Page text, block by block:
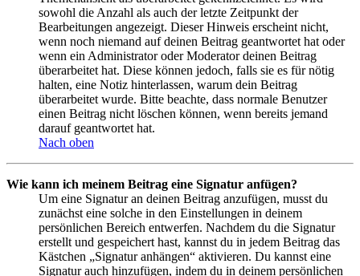
sowohl die Anzahl als auch der letzte Zeitpunkt der
Bearbeitungen angezeigt. Dieser Hinweis erscheint nicht,
wenn noch niemand auf deinen Beitrag geantwortet hat oder
wenn ein Administrator oder Moderator deinen Beitrag
überarbeitet hat. Diese können jedoch, falls sie es für nötig
halten, eine Notiz hinterlassen, warum dein Beitrag
überarbeitet wurde. Bitte beachte, dass normale Benutzer
einen Beitrag nicht löschen können, wenn bereits jemand
darauf geantwortet hat.
Nach oben
Wie kann ich meinem Beitrag eine Signatur anfügen?
Um eine Signatur an deinen Beitrag anzufügen, musst du
zunächst eine solche in den Einstellungen in deinem
persönlichen Bereich entwerfen. Nachdem du die Signatur
erstellt und gespeichert hast, kannst du in jedem Beitrag das
Kästchen „Signatur anhängen“ aktivieren. Du kannst eine
Signatur auch hinzufügen, indem du in deinem persönlichen